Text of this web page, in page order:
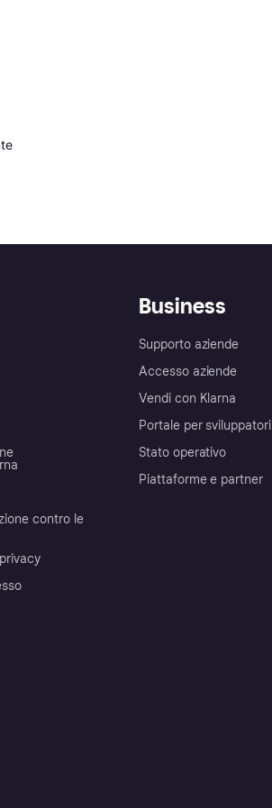
contro le
Business
Supporto aziende
Accesso aziende
Vendi con Klarna
Portale per sviluppatori
Stato operativo
Piattaforme e partner